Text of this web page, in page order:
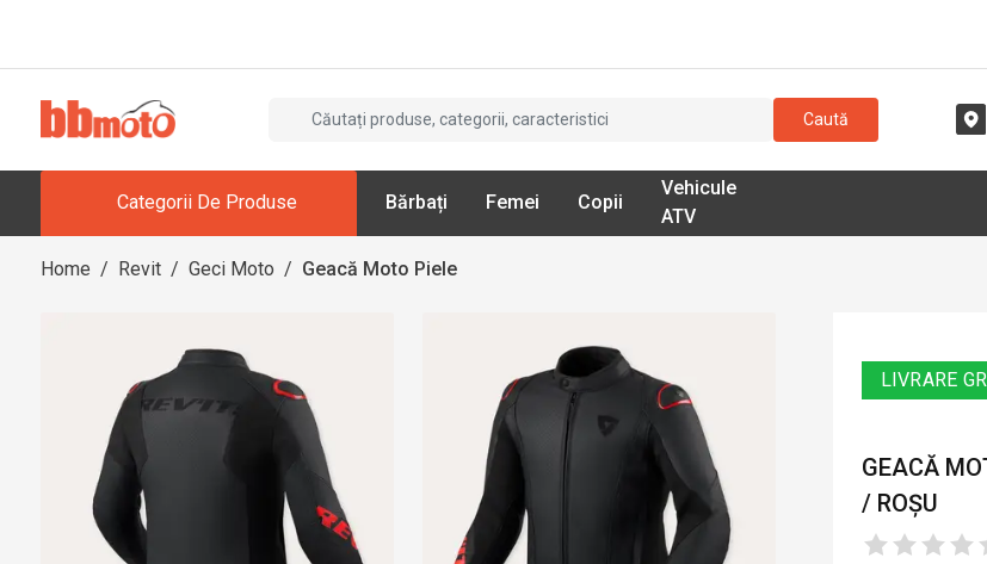
Caută
Categorii De Produse Bărbați Femei Copii
Vehicule
ATV
Home / Revit / Geci Moto / Geacă Moto Piele
LIVRARE
GEACĂ
/ ROȘU